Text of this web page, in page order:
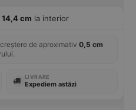
14,4 cm la interior
de aproximativ 0,5 cm
LIVRARE
Expediem astăzi